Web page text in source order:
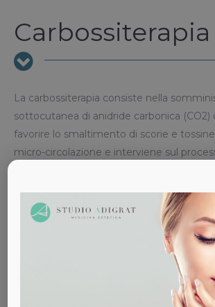
Carbossiterapia
La carbossiterapia consiste nella
sottocutanea di anidride carbonica (CO2)
favorire lo smaltimento di scorie e
micro-circolazione e interviene sul
La pelle risulta più tonica, liscia e luminosa.
Nella zona trattata può comparire un